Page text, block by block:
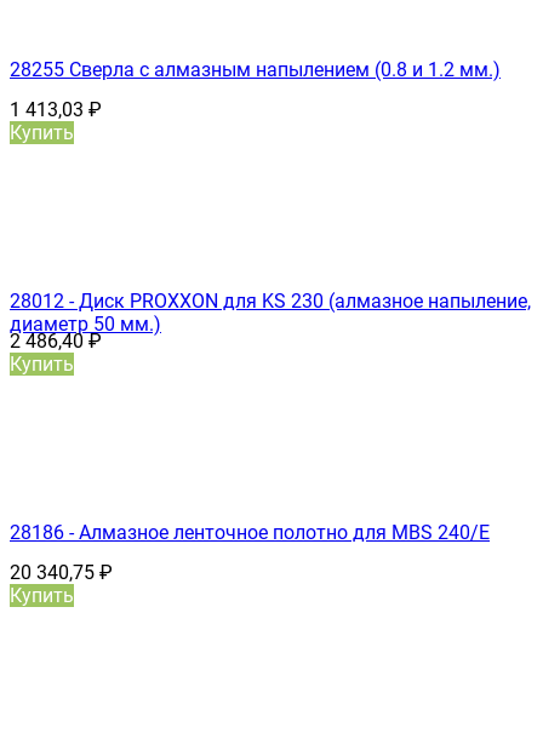
28255 Сверла с алмазным напылением (0.8 и 1.2 мм.)
1 413,03 ₽
Купить
28012 - Диск PROXXON для KS 230 (алмазное напыление,
диаметр 50 мм.)
2 486,40₽
Купить
28186 - Алмазное ленточное полотно для MBS 240/E
20 340,75 ₽
Купить